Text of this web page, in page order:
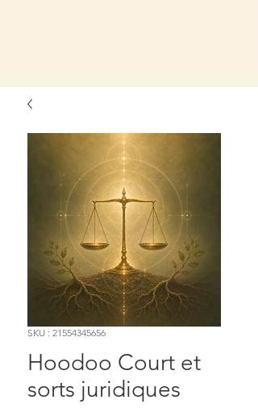
SKU : 21554345656
Hoodoo Court et
sorts juridiques